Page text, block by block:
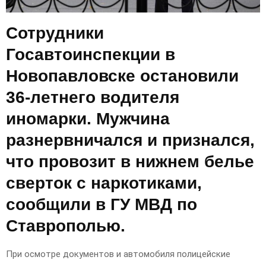
Сотрудники
Госавтоинспекции в
Новопавловске остановили
36-летнего водителя
иномарки. Мужчина
разнервничался и признался,
что провозит в нижнем белье
сверток с наркотиками,
сообщили в ГУ МВД по
Ставрополью.
При осмотре документов и автомобиля полицейские